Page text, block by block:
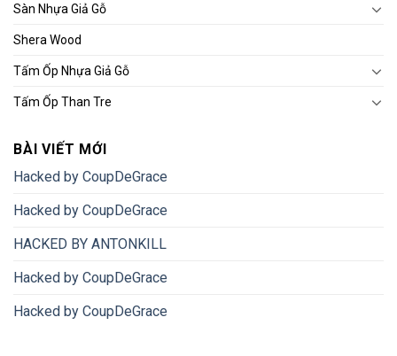
Sàn Nhựa Giả Gỗ
Shera Wood
Tấm Ốp Nhựa Giả Gỗ
Tấm Ốp Than Tre
BÀI VIẾT MỚI
Hacked by CoupDeGrace
Hacked by CoupDeGrace
HACKED BY ANTONKILL
Hacked by CoupDeGrace
Hacked by CoupDeGrace